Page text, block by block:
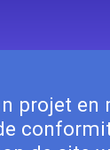
projet en